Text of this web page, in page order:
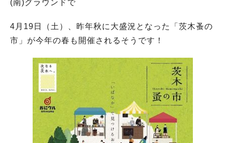
(南)グラウンドで
4月19日（土）、昨年秋に大盛況となった「茨木蚤の
市」が今年の春も開催されるそうです！